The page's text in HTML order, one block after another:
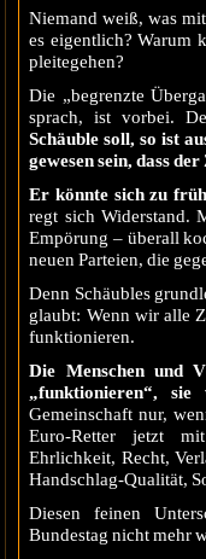
Niemand weiß, was
es eigentlich? Warum
pleitegehen?
Die „begrenzte
sprach, ist vorbei.
Schäuble soll, so ist
gewesen sein, dass
Er könnte sich zu
regt sich Widerstand.
Empörung – überall
neuen Parteien, die
Denn Schäubles
glaubt: Wenn wir alle
funktionieren.
Die Menschen und
„funktionieren“, sie
Gemeinschaft nur,
Euro-Retter jetzt
Ehrlichkeit, Recht,
Handschlag-Qualität,
Diesen feinen
Bundestag nicht mehr